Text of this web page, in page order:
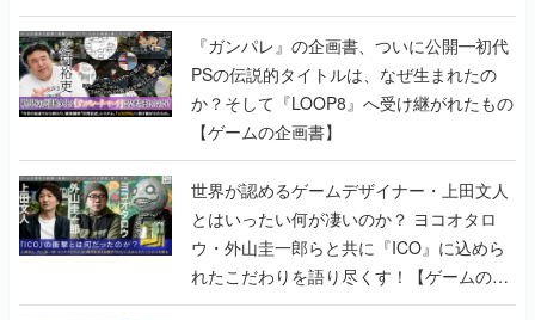
書】
『ガンパレ』の企画書、ついに公開━初代
PSの伝説的タイトルは、なぜ生まれたの
か？そして『LOOP8』へ受け継がれたもの
【ゲームの企画書】
世界が認めるゲームデザイナー・上田文人
とはいったい何が凄いのか？ ヨコオタロ
ウ・外山圭一郎らと共に『ICO』に込めら
れたこだわりを語り尽くす！【ゲームの企
画書】